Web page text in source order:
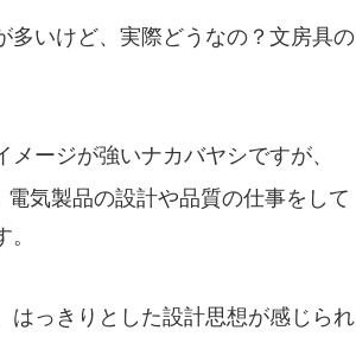
多いけど、実際どうなの？文房具の
ージが強いナカバヤシですが、
気製品の設計や品質の仕事をして
。
はっきりとした設計思想が感じられ